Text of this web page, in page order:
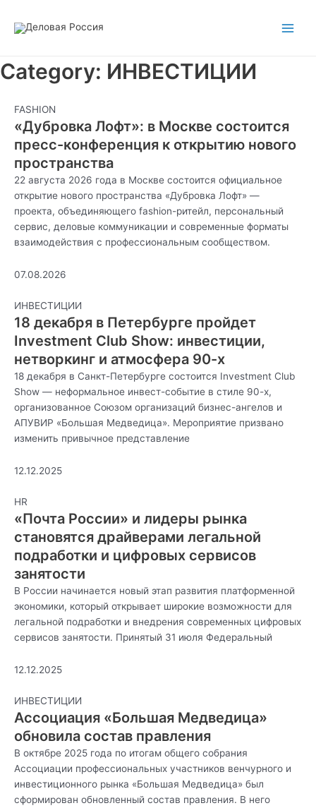
Category: ИНВЕСТИЦИИ
FASHION
«Дубровка Лофт»: в Москве состоится
пресс-конференция к открытию нового
пространства
22 августа 2026 года в Москве состоится официальное
открытие нового пространства «Дубровка Лофт» —
проекта, объединяющего fashion-ритейл, персональный
сервис, деловые коммуникации и современные форматы
взаимодействия с профессиональным сообществом.
07.08.2026
ИНВЕСТИЦИИ
18 декабря в Петербурге пройдет
Investment Club Show: инвестиции,
нетворкинг и атмосфера 90-х
18 декабря в Санкт-Петербурге состоится Investment Club
Show — неформальное инвест-событие в стиле 90-х,
организованное Союзом организаций бизнес-ангелов и
АПУВИР «Большая Медведица». Мероприятие призвано
изменить привычное представление
12.12.2025
HR
«Почта России» и лидеры рынка
становятся драйверами легальной
подработки и цифровых сервисов
занятости
В России начинается новый этап развития платформенной
экономики, который открывает широкие возможности для
легальной подработки и внедрения современных цифровых
сервисов занятости. Принятый 31 июля Федеральный
12.12.2025
ИНВЕСТИЦИИ
Ассоциация «Большая Медведица»
обновила состав правления
В октябре 2025 года по итогам общего собрания
Ассоциации профессиональных участников венчурного и
инвестиционного рынка «Большая Медведица» был
сформирован обновленный состав правления. В него